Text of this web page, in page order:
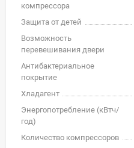
компрессора
Защита от детей
Возможность
перевешивания двери
Антибактериальное
покрытие
Хладагент
Энергопотребление (кВтч/
год)
Количество компрессоров